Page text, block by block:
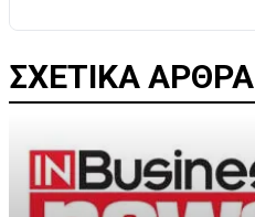
ΣΧΕΤΙΚΑ ΑΡΘΡΑ